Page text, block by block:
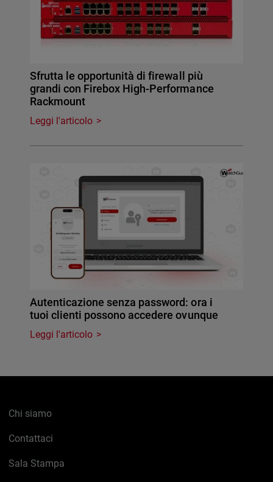
Sfrutta le opportunità di firewall più
grandi con Firebox High-Performance
Rackmount
Leggi l'articolo
Autenticazione senza password: ora i
tuoi clienti possono accedere ovunque
Leggi l'articolo
Chi siamo
Contattaci
Sala Stampa